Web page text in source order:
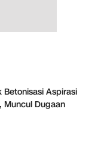
Betonisasi Aspirasi
Muncul Dugaan